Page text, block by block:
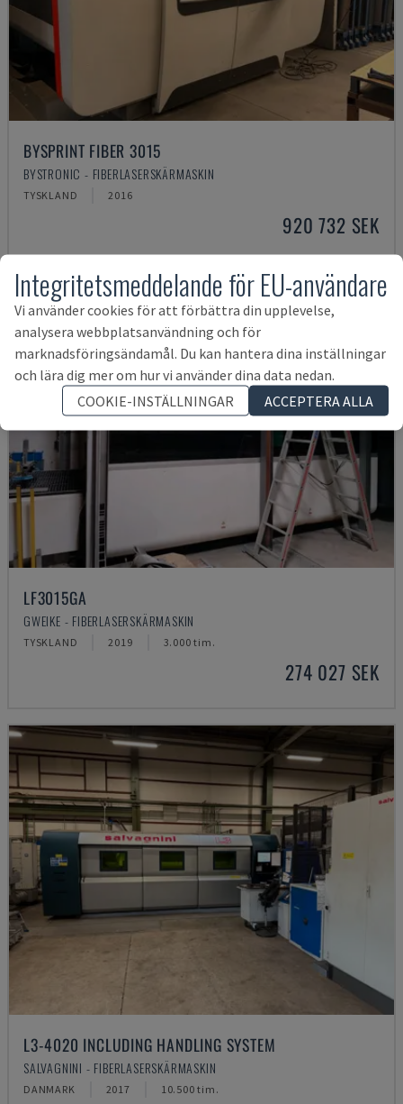
BYSPRINT FIBER 3015
BYSTRONIC - FIBERLASERSKÄRMASKIN
TYSKLAND 2016
920 732 SEK
LF3015GA
GWEIKE - FIBERLASERSKÄRMASKIN
TYSKLAND 2019 3.000 tim.
274 027 SEK
L3-4020 INCLUDING HANDLING SYSTEM
SALVAGNINI - FIBERLASERSKÄRMASKIN
DANMARK 2017 10.500 tim.
Integritetsmeddelande för EU-användare
Vi använder cookies för att förbättra din upplevelse,
analysera webbplatsanvändning och för
marknadsföringsändamål. Du kan hantera dina inställningar
och lära dig mer om hur vi använder dina data nedan.
COOKIE-INSTÄLLNINGAR
ACCEPTERA ALLA